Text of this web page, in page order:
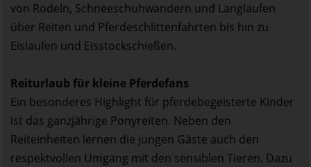
von Rodeln, Schneeschuhwandern und Langlaufen
über Reiten und Pferdeschlittenfahrten bis hin zu
Eislaufen und Eisstockschießen.
Reiturlaub für kleine Pferdefans
Ein besonderes Highlight für pferdebegeisterte Kinder
ist das ganzjährige Ponyreiten. Neben den
Reiteinheiten lernen die jungen Gäste auch den
respektvollen Umgang mit den sensiblen Tieren. Dazu